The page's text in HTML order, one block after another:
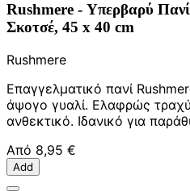
Rushmere - Υπερβαρύ
Σκοτσέ, 45 x 40 cm
Rushmere
Επαγγελματικό πανί
άψογο γυαλί. Ελαφρώς
ανθεκτικό. Ιδανικό για
Από 8,95 €
Add